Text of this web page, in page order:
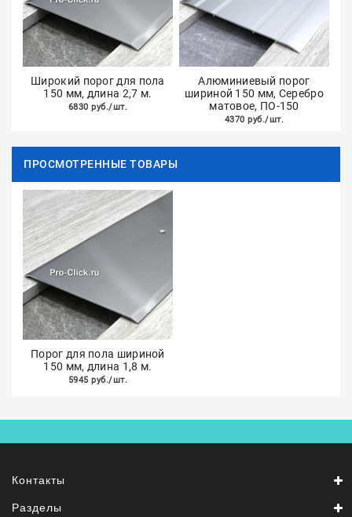
Широкий порог для пола
150 мм, длина 2,7 м.
6830 руб./шт.
Алюминиевый порог
шириной 150 мм, Серебро
матовое, ПО-150
4370 руб./шт.
ПРОСМОТРЕННЫЕ ТОВАРЫ
Порог для пола шириной
150 мм, длина 1,8 м.
5945 руб./шт.
Контакты
Разделы